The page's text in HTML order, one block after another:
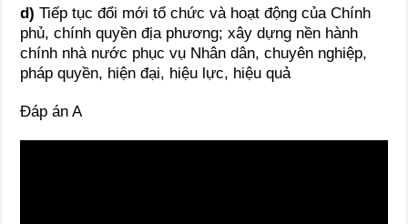
d)Tiếp tục đổi mới tổ chức và hoạt động của Chính
phủ, chính quyền địa phương; xây dựng nền hành
chính nhà nước phục vụ Nhân dân, chuyên nghiệp,
pháp quyền, hiện đại, hiệu lực, hiệu quả
Đáp án A